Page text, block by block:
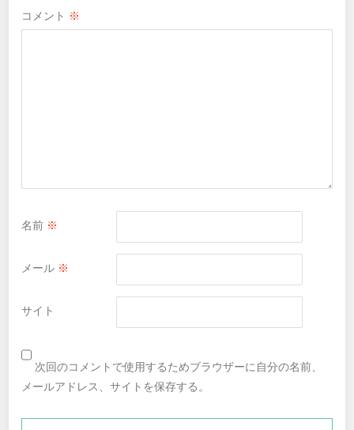
コメント ※
名前 ※
メール ※
サイト
次回のコメントで使用するためブラウザーに自分の名前、
メールアドレス、サイトを保存する。